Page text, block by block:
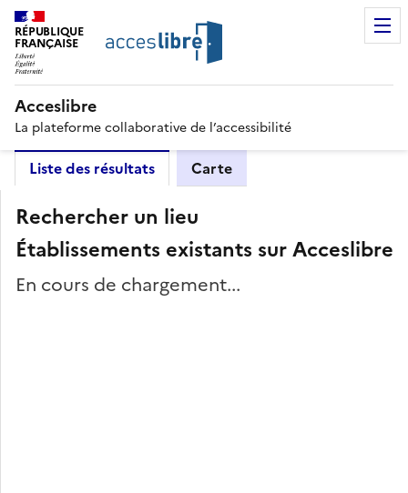
RÉPUBLIQUE
FRANÇAISE
Acceslibre
La plateforme collaborative de l’accessibilité
Liste des résultats Carte
Rechercher un lieu
Établissements existants sur Acceslibre
En cours de chargement...